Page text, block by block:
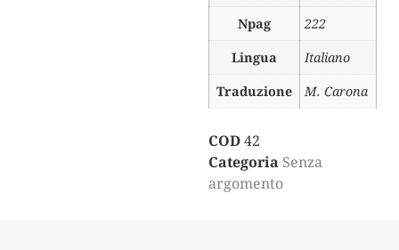
Npag
222
Lingua
Italiano
Traduzione
M. Carona
COD42
Categoria Senza
argomento